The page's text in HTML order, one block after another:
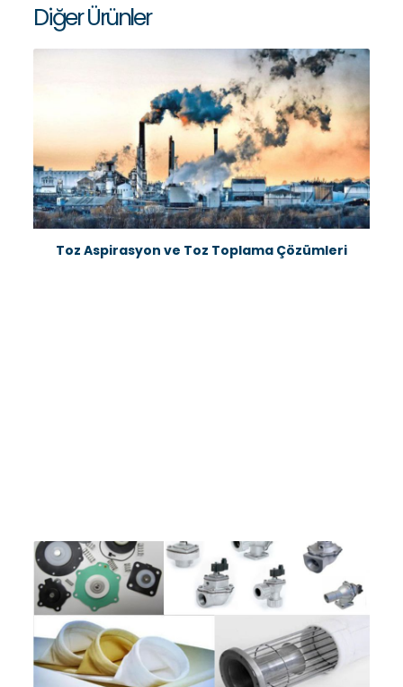
Diğer Ürünler
Toz Aspirasyon ve Toz Toplama Çözümleri